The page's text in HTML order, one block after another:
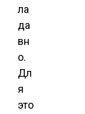
ла
да
вн
о.
Дл
я
это